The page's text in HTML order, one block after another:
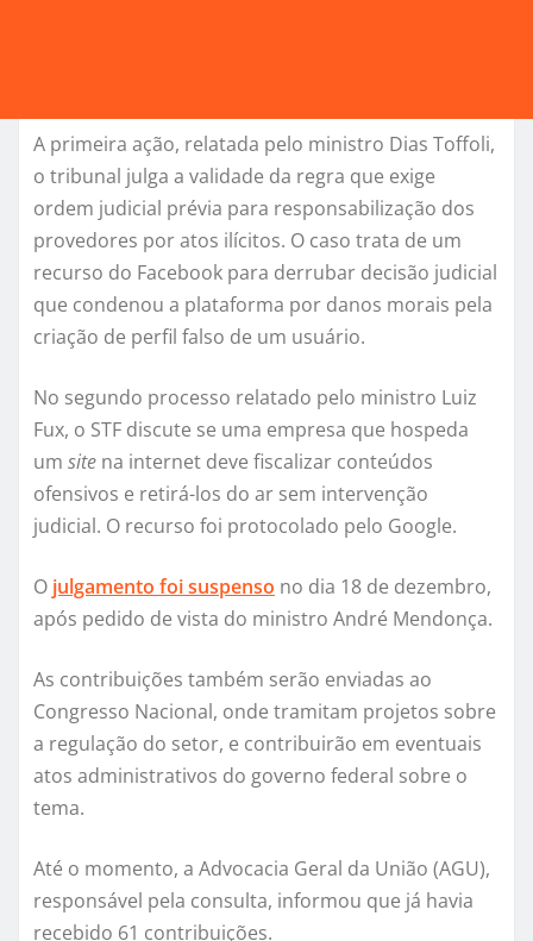
A primeira ação, relatada pelo ministro Dias Toffoli,
o tribunal julga a validade da regra que exige
ordem judicial prévia para responsabilização dos
provedores por atos ilícitos. O caso trata de um
recurso do Facebook para derrubar decisão judicial
que condenou a plataforma por danos morais pela
criação de perfil falso de um usuário.
No segundo processo relatado pelo ministro Luiz
Fux, o STF discute se uma empresa que hospeda
um site na internet deve fiscalizar conteúdos
ofensivos e retirá-los do ar sem intervenção
judicial. O recurso foi protocolado pelo Google.
O julgamento foi suspenso no dia 18 de dezembro,
após pedido de vista do ministro André Mendonça.
As contribuições também serão enviadas ao
Congresso Nacional, onde tramitam projetos sobre
a regulação do setor, e contribuirão em eventuais
atos administrativos do governo federal sobre o
tema.
Até o momento, a Advocacia Geral da União (AGU),
responsável pela consulta, informou que já havia
recebido 61 contribuições.